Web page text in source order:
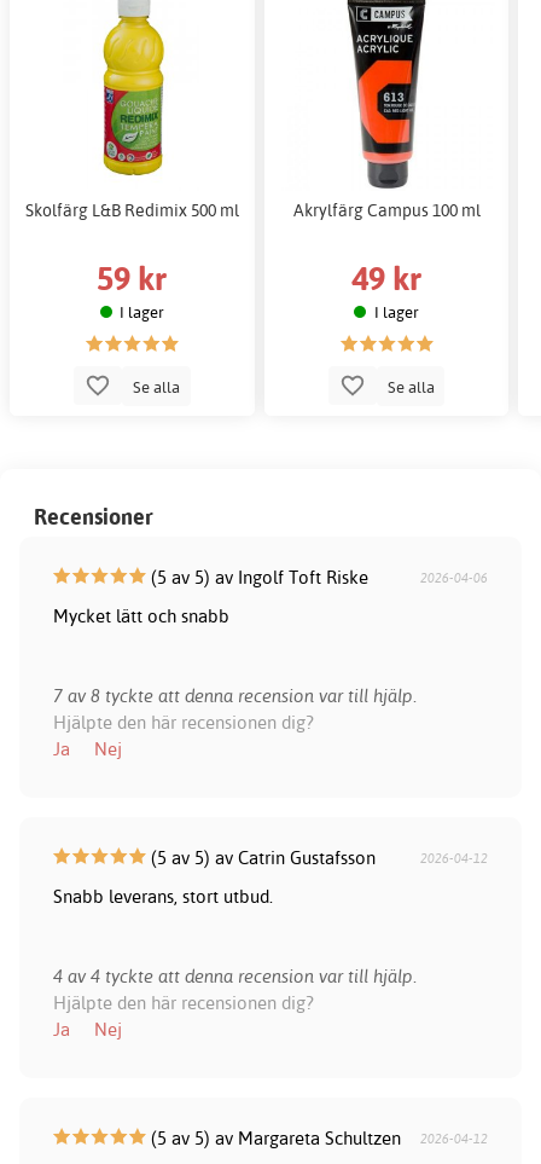
Skolfärg L&B Redimix 500 ml
59 kr
I lager
Se alla
Akrylfärg Campus 100 ml
49 kr
I lager
Se alla
Recensioner
(5 av 5) av Ingolf Toft Riske 2026-04-06
Mycket lätt och snabb
7 av 8 tyckte att denna recension var till hjälp.
Hjälpte den här recensionen dig?
Ja
Nej
(5 av 5) av Catrin Gustafsson 2026-04-12
Snabb leverans, stort utbud.
4 av 4 tyckte att denna recension var till hjälp.
Hjälpte den här recensionen dig?
Ja
Nej
(5 av 5) av Margareta Schultzen 2026-04-12